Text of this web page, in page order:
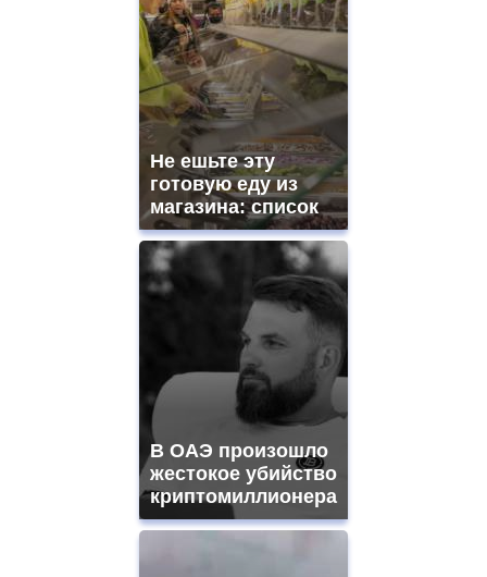
Не ешьте эту
готовую еду из
магазина: список
В ОАЭ произошло
жестокое убийство
криптомиллионера